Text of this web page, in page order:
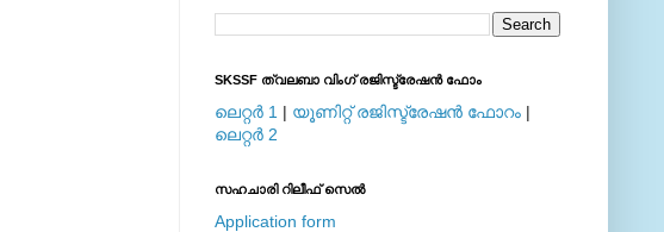
SKSSF ത്വലബാ വിംഗ് രജിസ്ട്രേഷന്‍ ഫോം
ലെറ്റര്‍ 1 | യൂണിറ്റ് രജിസ്ട്രേഷന്‍ ഫോറം |
ലെറ്റര്‍ 2
സഹചാരി റിലീഫ് സെല്‍
Application form